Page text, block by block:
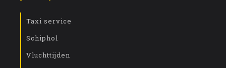
Taxi service
Schiphol
Vluchttijden